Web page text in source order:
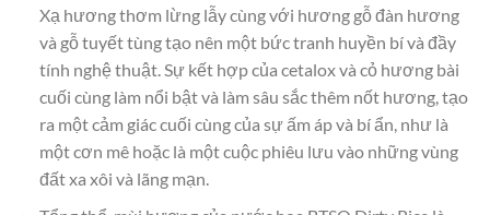
Xạ hương thơm lừng lẫy cùng với hương gỗ đàn hương
và gỗ tuyết tùng tạo nên một bức tranh huyền bí và đầy
tính nghệ thuật. Sự kết hợp của cetalox và cỏ hương bài
cuối cùng làm nổi bật và làm sâu sắc thêm nốt hương, tạo
ra một cảm giác cuối cùng của sự ấm áp và bí ẩn, như là
một cơn mê hoặc là một cuộc phiêu lưu vào những vùng
đất xa xôi và lãng mạn.